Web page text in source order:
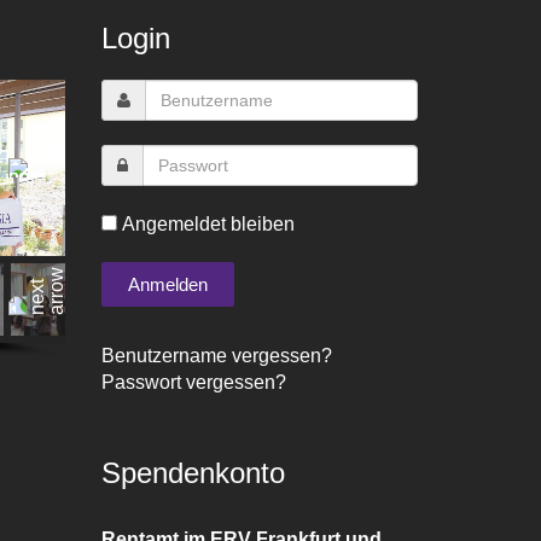
Login
Angemeldet bleiben
Benutzername vergessen?
Passwort vergessen?
Spendenkonto